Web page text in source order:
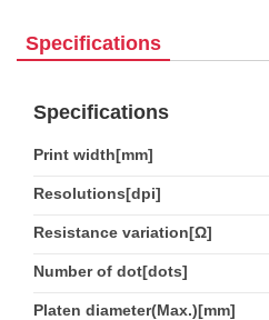
Specifications
Specifications
Print width[mm]
Resolutions[dpi]
Resistance variation[Ω]
Number of dot[dots]
Platen diameter(Max.)[mm]